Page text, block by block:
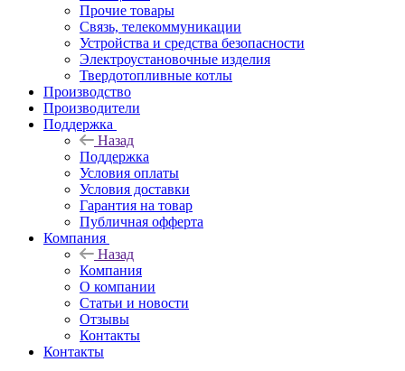
Прочие товары
Связь, телекоммуникации
Устройства и средства безопасности
Электроустановочные изделия
Твердотопливные котлы
Производство
Производители
Поддержка
Назад
Поддержка
Условия оплаты
Условия доставки
Гарантия на товар
Публичная офферта
Компания
Назад
Компания
О компании
Статьи и новости
Отзывы
Контакты
Контакты